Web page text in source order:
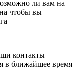
ли вам на
чтобы вы
контакты
в ближайшее время